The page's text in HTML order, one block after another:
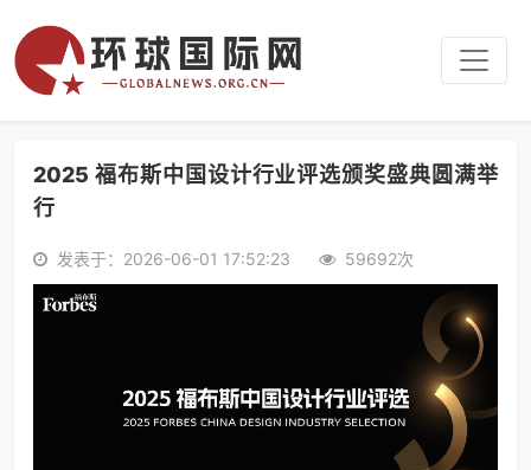
2025 福布斯中国设计行业评选颁奖盛典圆满举
行
发表于：2026-06-01 17:52:23 59692次